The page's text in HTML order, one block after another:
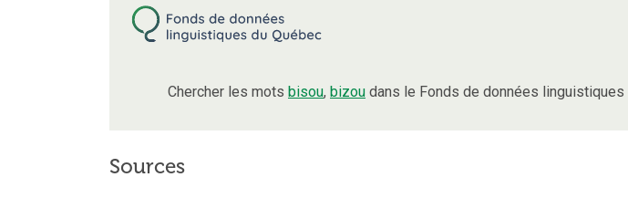
Chercher les mots bisou, bizou dans le Fonds de données linguistiques
Sources